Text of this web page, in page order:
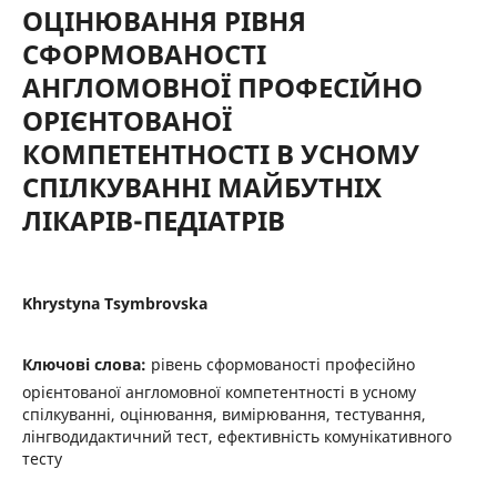
ОЦІНЮВАННЯ РІВНЯ
СФОРМОВАНОСТІ
АНГЛОМОВНОЇ ПРОФЕСІЙНО
ОРІЄНТОВАНОЇ
КОМПЕТЕНТНОСТІ В УСНОМУ
СПІЛКУВАННІ МАЙБУТНІХ
ЛІКАРІВ-ПЕДІАТРІВ
Khrystyna Tsymbrovska
Ключові слова: рівень сформованості професійно
орієнтованої англомовної компетентності в усному
спілкуванні, оцінювання, вимірювання, тестування,
лінгводидактичний тест, ефективність комунікативного
тесту